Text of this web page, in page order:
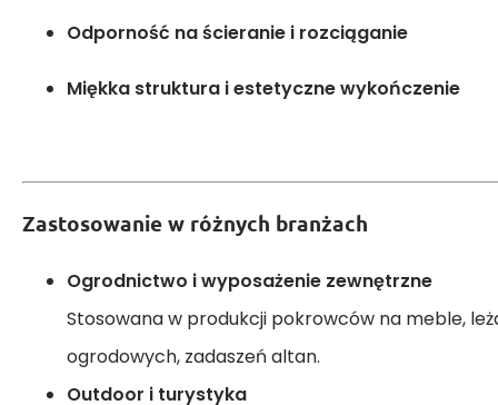
Odporność na ścieranie i rozciąganie
Miękka struktura i estetyczne wykończenie
Zastosowanie w różnych branżach
Ogrodnictwo i wyposażenie zewnętrzne
Stosowana w produkcji pokrowców na meble,
ogrodowych, zadaszeń altan.
Outdoor i turystyka